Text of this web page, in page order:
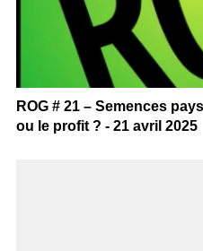
ROG # 21 – Semences
ou le profit ? - 21 avril 2025